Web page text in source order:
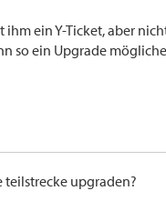
ein Y-Ticket, aber
so ein Upgrade
teilstrecke upgraden?